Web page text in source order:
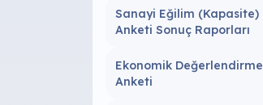
Sanayi Eğilim (Kapasite)
Anketi Sonuç Raporları
Ekonomik Değerlendirme
Anketi